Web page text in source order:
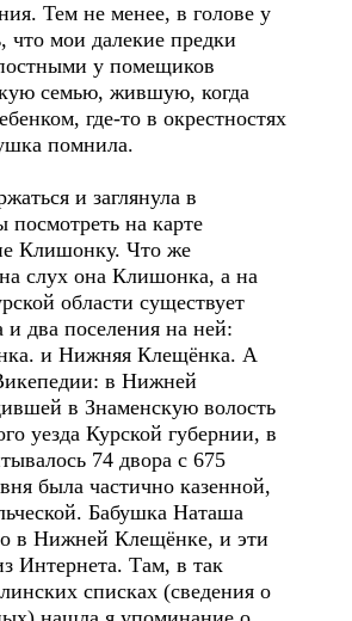
Тем не менее, в голове у
что мои далекие предки
у помещиков
семью, жившую, когда
где-то в окрестностях
помнила.
и заглянула в
посмотреть на карте
Клишонку. Что же
слух она Клишонка, а на
области существует
два поселения на ней:
и Нижняя Клещёнка. А
в Нижней
в Знаменскую волость
уезда Курской губернии, в
74 двора с 675
была частично казенной,
Бабушка Наташа
в Нижней Клещёнке, и эти
Интернета. Там, в так
списках (сведения о